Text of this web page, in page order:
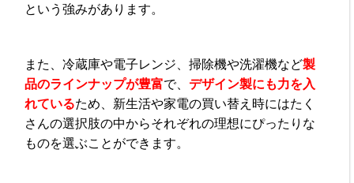
という強みがあります。
また、冷蔵庫や電子レンジ、掃除機や洗濯機など製
品のラインナップが豊富で、デザイン製にも力を入
れているため、新生活や家電の買い替え時にはたく
さんの選択肢の中からそれぞれの理想にぴったりな
ものを選ぶことができます。